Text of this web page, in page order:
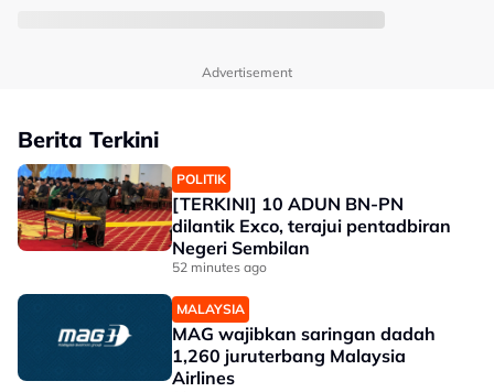
Advertisement
Berita Terkini
POLITIK
[TERKINI] 10 ADUN BN-PN
dilantik Exco, terajui pentadbiran
Negeri Sembilan
52 minutes ago
MALAYSIA
MAG wajibkan saringan dadah
1,260 juruterbang Malaysia
Airlines